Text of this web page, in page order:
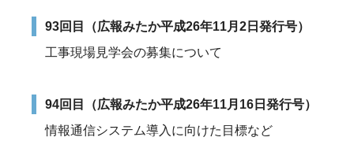
93回目（広報みたか平成26年11月2日発行号）
工事現場見学会の募集について
94回目（広報みたか平成26年11月16日発行号）
情報通信システム導入に向けた目標など